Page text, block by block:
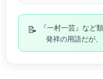
📝
『一村一芸』など
発祥の用語だが